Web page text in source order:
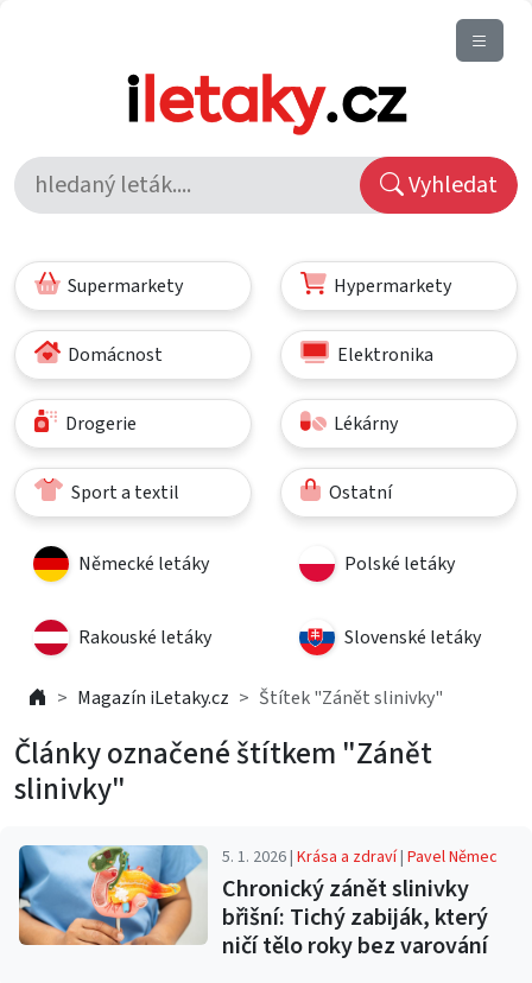
Vyhledat
Supermarkety Hypermarkety
Domácnost Elektronika
Drogerie Lékárny
Sport a textil Ostatní
Německé letáky Polské letáky
Rakouské letáky Slovenské letáky
Magazín iLetaky.cz Štítek "Zánět slinivky"
Články označené štítkem "Zánět
slinivky"
5. 1. 2026 |Krása a zdraví|Pavel Němec
Chronický zánět slinivky
břišní: Tichý zabiják, který
ničí tělo roky bez varování